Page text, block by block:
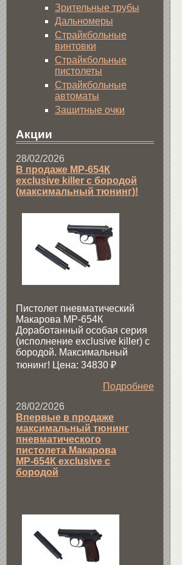
Зрительные трубы
Дальномеры
Страйкбольные
винтовки
Страйкбольные
пистолеты
Страйкбольные
автоматы
Защитные очки
Акции
28/02/2026
В продаже МР-654К
exclusive killer с бородой
(максимальный тюнинг)!
Пистолет пневматический
Макарова МР-654К
Доработанный особая серия
(исполнение exclusive killer) с
бородой. Максимальный
тюнинг! Цена: 34830 ₽
Подробнее
28/02/2026
Впервые в продаже
максимальный тюнинг
пневматического
пистолета Макарова
МР-654К exclusive с
бородой